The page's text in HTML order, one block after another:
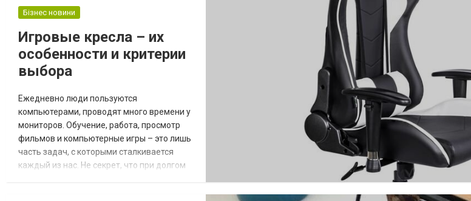
освежиться и просто приятно провести
бывают маски для лица? Для того чтобы
маска действител...
Бізнес новини
Игровые кресла – их
особенности и критерии
выбора
Ежедневно люди пользуются
компьютерами, проводят много времени у
мониторов. Обучение, работа, просмотр
фильмов и компьютерные игры – это лишь
часть задач, с которыми сталкивается
каждый из нас. Не секрет, что при долгом